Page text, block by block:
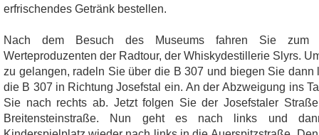
erfrischendes Getränk bestellen.
Nach dem Besuch des Museums fahren Sie zum
Werteproduzenten der Radtour, der Whiskydestillerie Slyrs.
zu gelangen, radeln Sie über die B 307 und biegen Sie dann
die B 307 in Richtung Josefstal ein. An der Abzweigung ins
Sie nach rechts ab. Jetzt folgen Sie der Josefstaler
Breitensteinstraße. Nun geht es nach links und